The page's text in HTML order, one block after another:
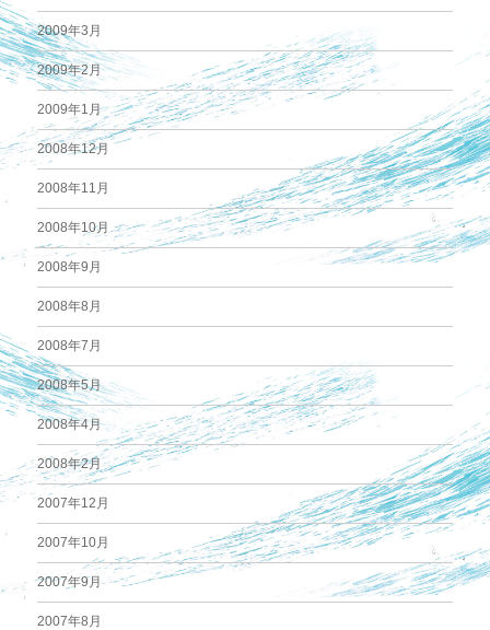
2009年3月
2009年2月
2009年1月
2008年12月
2008年11月
2008年10月
2008年9月
2008年8月
2008年7月
2008年5月
2008年4月
2008年2月
2007年12月
2007年10月
2007年9月
2007年8月